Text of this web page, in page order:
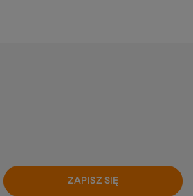
ZAPISZ SIĘ